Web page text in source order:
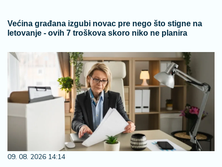
Većina građana izgubi novac pre nego što stigne na
letovanje - ovih 7 troškova skoro niko ne planira
09. 08. 2026 14:14